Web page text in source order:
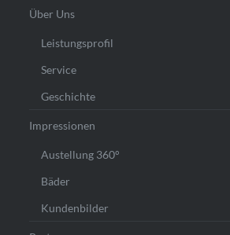
Über Uns
Leistungsprofil
Service
Geschichte
Impressionen
Austellung 360°
Bäder
Kundenbilder